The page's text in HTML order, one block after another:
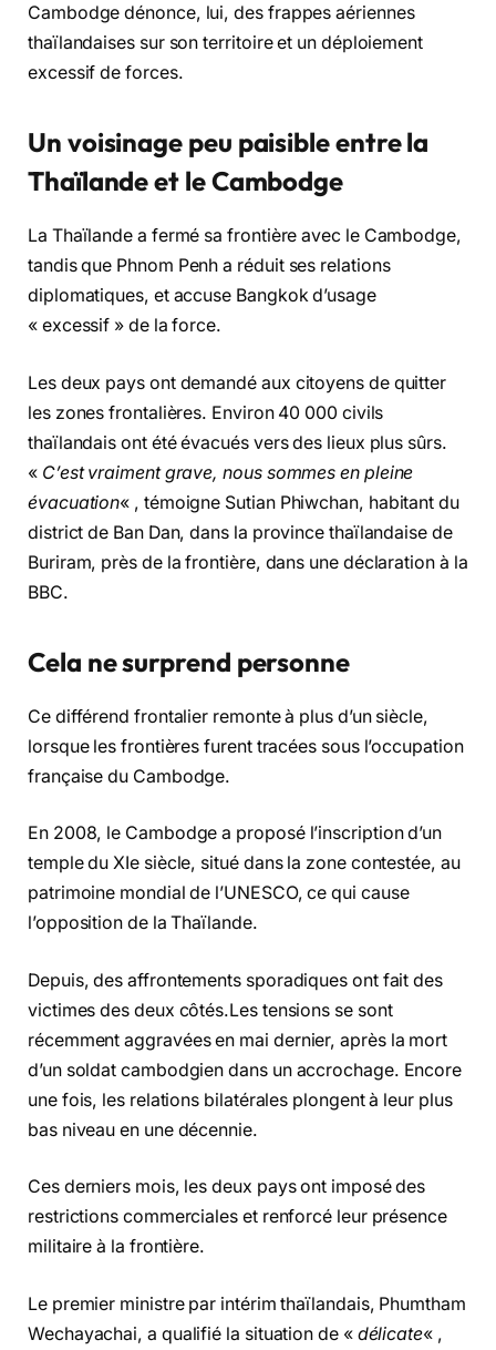
Cambodge dénonce, lui, des frappes aériennes
thaïlandaises sur son territoire et un déploiement
excessif de forces.
Un voisinage peu paisible entre la
Thaïlande et le Cambodge
La Thaïlande a fermé sa frontière avec le Cambodge,
tandis que Phnom Penh a réduit ses relations
diplomatiques, et accuse Bangkok d’usage
« excessif » de la force.
Les deux pays ont demandé aux citoyens de quitter
les zones frontalières. Environ 40 000 civils
thaïlandais ont été évacués vers des lieux plus sûrs.
« C’est vraiment grave, nous sommes en pleine
évacuation« , témoigne Sutian Phiwchan, habitant du
district de Ban Dan, dans la province thaïlandaise de
Buriram, près de la frontière, dans une déclaration à la
BBC.
Cela ne surprend personne
Ce différend frontalier remonte à plus d’un siècle,
lorsque les frontières furent tracées sous l’occupation
française du Cambodge.
En 2008, le Cambodge a proposé l’inscription d’un
temple du XIe siècle, situé dans la zone contestée, au
patrimoine mondial de l’UNESCO, ce qui cause
l’opposition de la Thaïlande.
Depuis, des affrontements sporadiques ont fait des
victimes des deux côtés.Les tensions se sont
récemment aggravées en mai dernier, après la mort
d’un soldat cambodgien dans un accrochage. Encore
une fois, les relations bilatérales plongent à leur plus
bas niveau en une décennie.
Ces derniers mois, les deux pays ont imposé des
restrictions commerciales et renforcé leur présence
militaire à la frontière.
Le premier ministre par intérim thaïlandais, Phumtham
Wechayachai, a qualifié la situation de « délicate« ,